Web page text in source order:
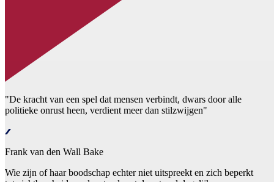
"De kracht van een spel dat mensen verbindt, dwars door alle
politieke onrust heen, verdient meer dan stilzwijgen"
Frank van den Wall Bake
Wie zijn of haar boodschap echter niet uitspreekt en zich beperkt